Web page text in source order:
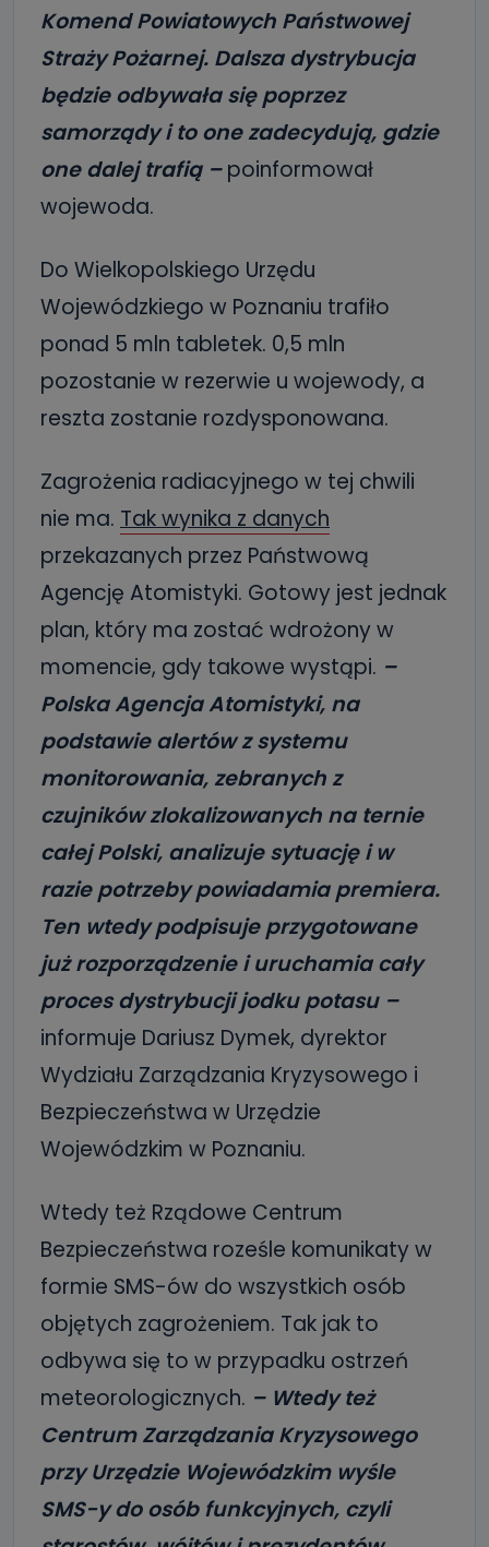
Komend Powiatowych Państwowej
Straży Pożarnej. Dalsza dystrybucja
będzie odbywała się poprzez
samorządy i to one zadecydują, gdzie
one dalej trafią – poinformował
wojewoda.
Do Wielkopolskiego Urzędu
Wojewódzkiego w Poznaniu trafiło
ponad 5 mln tabletek. 0,5 mln
pozostanie w rezerwie u wojewody, a
reszta zostanie rozdysponowana.
Zagrożenia radiacyjnego w tej chwili
nie ma. Tak wynika z danych
przekazanych przez Państwową
Agencję Atomistyki. Gotowy jest jednak
plan, który ma zostać wdrożony w
momencie, gdy takowe wystąpi. –
Polska Agencja Atomistyki, na
podstawie alertów z systemu
monitorowania, zebranych z
czujników zlokalizowanych na ternie
całej Polski, analizuje sytuację i w
razie potrzeby powiadamia premiera.
Ten wtedy podpisuje przygotowane
już rozporządzenie i uruchamia cały
proces dystrybucji jodku potasu –
informuje Dariusz Dymek, dyrektor
Wydziału Zarządzania Kryzysowego i
Bezpieczeństwa w Urzędzie
Wojewódzkim w Poznaniu.
Wtedy też Rządowe Centrum
Bezpieczeństwa roześle komunikaty w
formie SMS-ów do wszystkich osób
objętych zagrożeniem. Tak jak to
odbywa się to w przypadku ostrzeń
meteorologicznych. – Wtedy też
Centrum Zarządzania Kryzysowego
przy Urzędzie Wojewódzkim wyśle
SMS-y do osób funkcyjnych, czyli